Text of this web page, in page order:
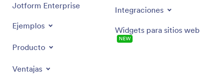
Jotform Enterprise
Ejemplos
Producto
Ventajas
Integraciones
Widgets para sitios web
NEW